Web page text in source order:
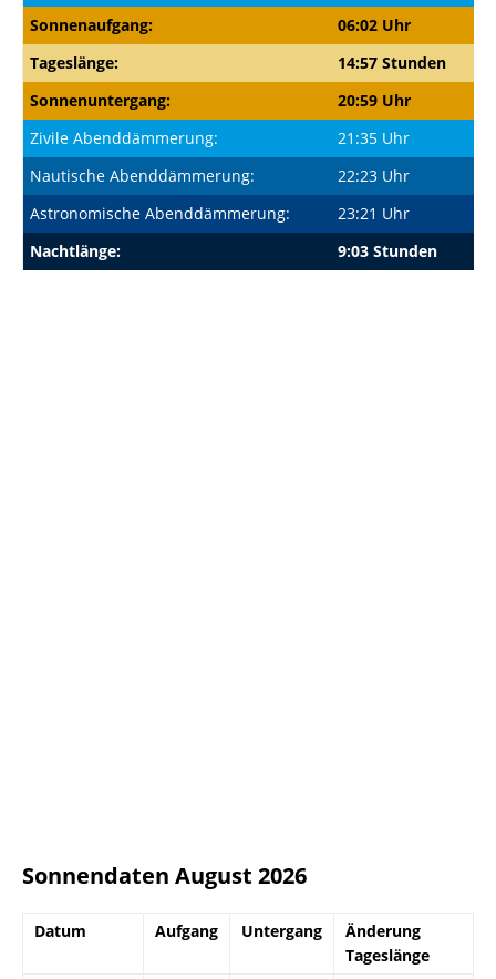
Sonnenaufgang:
06:02 Uhr
Tageslänge:
14:57 Stunden
Sonnenuntergang:
20:59 Uhr
Zivile Abenddämmerung:
21:35 Uhr
Nautische Abenddämmerung:
22:23 Uhr
Astronomische Abenddämmerung:
23:21 Uhr
Nachtlänge:
9:03 Stunden
Sonnendaten August 2026
Datum Aufgang Untergang
Änderung
Tageslänge